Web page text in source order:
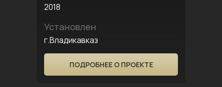
2018
Установлен
г.Владикавказ
ПОДРОБНЕЕ О ПРОЕКТЕ